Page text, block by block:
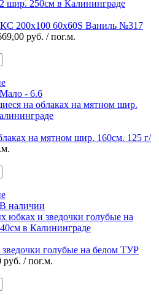
200х100 60х60S Ваниль №317
руб. / пог.м.
Мало - 6.6
на мятном шир. 160см. 125 г/
В наличии
голубые на белом ТУР
руб. / пог.м.